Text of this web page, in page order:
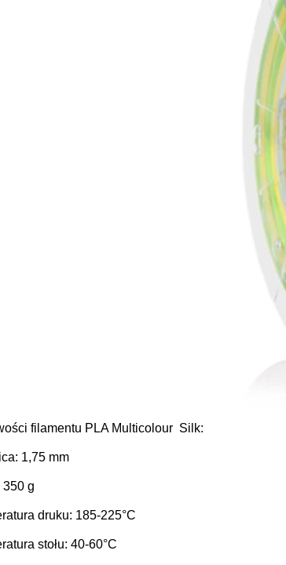
fi lamentu PLA Multicolour Silk:
1,75 mm
350 g
druku: 185-225°C
stołu: 40-60°C